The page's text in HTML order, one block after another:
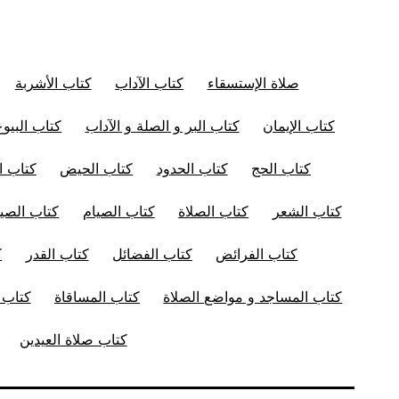
صلاة الإستسقاء كتاب الآداب كتاب الأشربة
كتاب الإيمان كتاب البر و الصلة و الآداب كتاب
كتاب الحج كتاب الحدود كتاب الحيض كتاب
كتاب الشعر كتاب الصلاة كتاب الصيام كتاب
كتاب الفرائض كتاب الفضائل كتاب القدر
كتاب المساجد و مواضع الصلاة كتاب المساقاة كتاب
كتاب صلاة العيدين